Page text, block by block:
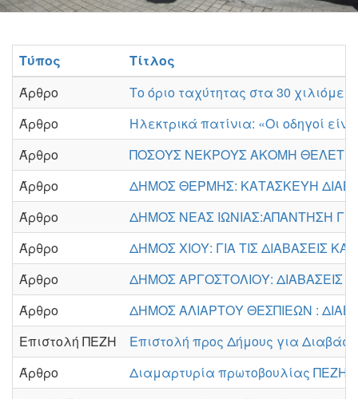
Τύπος
Τίτλος
Άρθρο
Το όριο ταχύτητας στα 30
Άρθρο
Hλεκτρικά πατίνια: «Οι οδηγοί
Άρθρο
ΠΟΣΟΥΣ ΝΕΚΡΟΥΣ ΑΚΟΜΗ ΘΕΛΕΤΕ,
Άρθρο
ΔΗΜΟΣ ΘΕΡΜΗΣ: ΚΑΤΑΣΚΕΥΗ
Άρθρο
ΔΗΜΟΣ ΝΕΑΣ ΙΩΝΙΑΣ:ΑΠΑΝΤΗΣΗ
Άρθρο
ΔΗΜΟΣ ΧΙΟΥ: ΓΙΑ ΤΙΣ ΔΙΑΒΑΣΕΙΣ
Άρθρο
ΔΗΜΟΣ ΑΡΓΟΣΤΟΛΙΟΥ: ΔΙΑΒΑΣΕΙΣ
Άρθρο
ΔΗΜΟΣ ΑΛΙΑΡΤΟΥ ΘΕΣΠΙΕΩΝ :
Επιστολή ΠΕΖΗ
Επιστολή προς Δήμους για
Άρθρο
Διαμαρτυρία πρωτοβουλίας ΠΕΖΗ